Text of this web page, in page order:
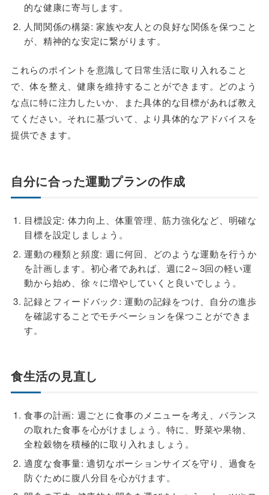
的な健康に寄与します。
人間関係の構築: 家族や友人との良好な関係を保つこと
が、精神的な安定に繋がります。
これらのポイントを意識して日常生活に取り入れること
で、体を整え、健康を維持することができます。どのよう
な点に特に注力したいか、また具体的な目標があれば教え
てください。それに基づいて、より具体的なアドバイスを
提供できます。
自分に合った運動プランの作成
目標設定: 体力向上、体重管理、筋力強化など、明確な
目標を設定しましょう。
運動の種類と頻度: 週に何回、どのような運動を行うか
を計画します。初心者であれば、週に2～3回の軽い運
動から始め、徐々に増やしていくと良いでしょう。
記録とフィードバック: 運動の記録をつけ、自分の進歩
を確認することでモチベーションを保つことができま
す。
食生活の見直し
食事の計画: 週ごとに食事のメニューを考え、バランス
の取れた食事を心がけましょう。特に、野菜や果物、
全粒穀物を積極的に取り入れましょう。
適度な食事量: 適切なポーションサイズを守り、過食を
防ぐために腹八分目を心がけます。